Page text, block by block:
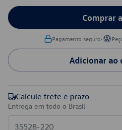
Comprar
Pagamento seguro•
Adicionar ao
Calcule frete e prazo
Entrega em todo o Brasil